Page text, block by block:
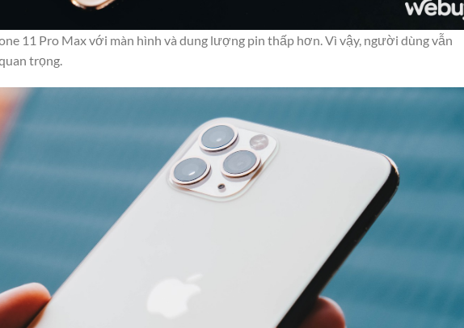
11 Pro Max với màn hình và dung lượng pin thấp hơn. Vì vậy, người dùng vẫn
trọng.